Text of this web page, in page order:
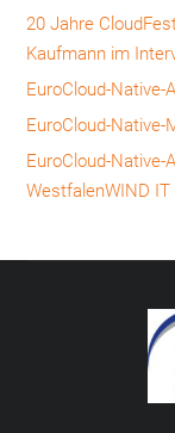
20 Jahre
Kaufmann im
EuroCloud-Native-
EuroCloud-Native-
EuroCloud-Native-
WestfalenWIND IT